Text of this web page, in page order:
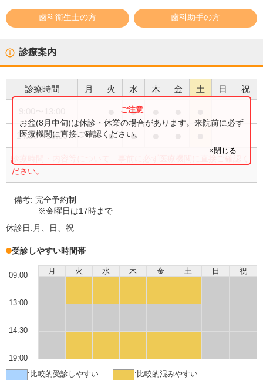
歯科衛生士の方 歯科助手の方
診療案内
診療時間 月 火 水 木 金 土 日 祝
●
14:30〜19:00 ● ●
診療時間・内容等について、事前に必ず医療機関に直接ご確認く
ださい。
お盆(8月中旬)は休診・休業の場合があります。来院前に必ず
医療機関に直接ご確認ください。
×閉じる
備考: 完全予約制
※金曜日は17時まで
休診日: 月、日、祝
受診しやすい時間帯
月 火 水 木 金 土 日 祝
09:00
13:00
14:30
19:00
: 比較的受診しやすい : 比較的混みやすい